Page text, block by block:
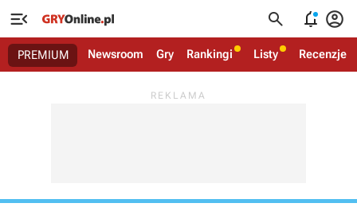
   
PREMIUM Newsroom Gry Rankingi Listy Recenzje